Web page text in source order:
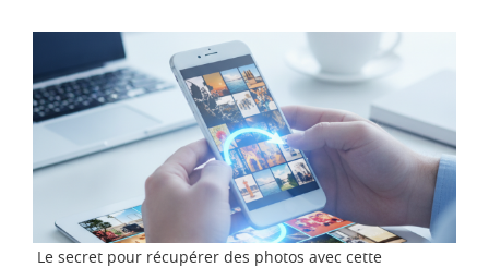
Le secret pour récupérer des photos avec cette